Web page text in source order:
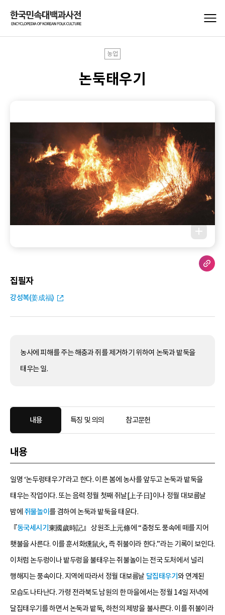
농업
논둑태우기
집필자
강성복(姜成福)
농사에 피해를 주는 해충과 쥐를 제거하기 위하여 논둑과 밭둑을
태우는 일.
내용 특징 및 의의 참고문헌
내용
일명 ‘논두렁태우기’라고 한다. 이른 봄에 농사를 앞두고 논둑과 밭둑을
태우는 작업이다. 또는 음력 정월 첫째 쥐날[上子日]이나 정월 대보름날
밤에 쥐불놀이 를 겸하여 논둑과 밭둑을 태운다.
『동국세시기 東國歲時記』 상원조上元條에 “충청도 풍속에 떼를 지어
횃불을 사른다. 이를 훈서화燻鼠火, 즉 쥐불이라 한다.”라는 기록이 보인다.
이처럼 논두렁이나 밭두렁을 불태우는 쥐불놀이는 전국 도처에서 널리
행해지는 풍속이다. 지역에 따라서 정월 대보름날 달집태우기 와 연계된
모습도 나타난다. 가령 전라북도 남원의 한 마을에서는 정월 14일 저녁에
달집태우기를 하면서 논둑과 밭둑, 하천의 제방을 불사른다. 이를 쥐불이라